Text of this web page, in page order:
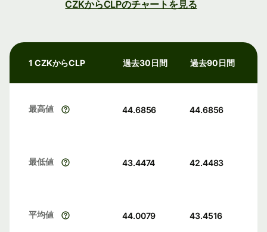
CZKからCLPのチャートを見る
1 CZKからCLP 過去30日間 過去90日間
最高値 44.6856 44.6856
最低値 43.4474 42.4483
平均値 44.0079 43.4516